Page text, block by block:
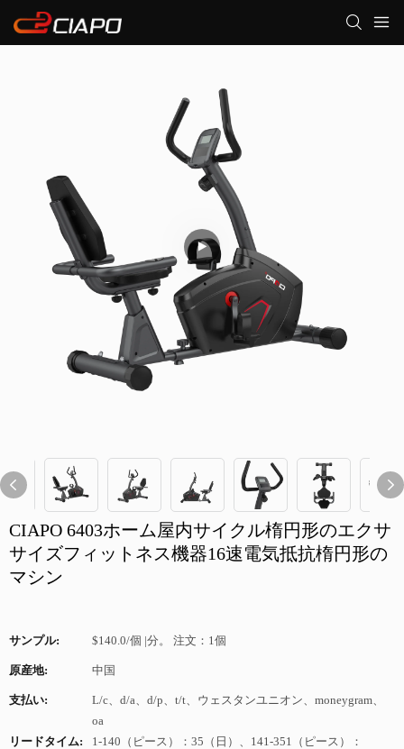
CIAPO 6403ホーム屋内サイクル楕円形のエクサ
サイズフィットネス機器16速電気抵抗楕円形の
マシン
サンプル: $140.0/個 |分。 注文：1個
原産地: 中国
支払い:
L/c、d/a、d/p、t/t、ウェスタンユニオン、moneygram、
oa
リードタイム:
1-140（ピース）：35（日）、141-351（ピース）：